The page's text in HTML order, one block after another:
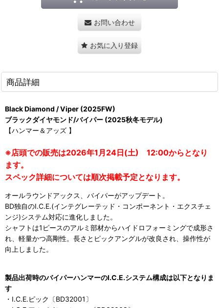
お問い合わせ
お気に入り登録
商品詳細
Black Diamond / Viper (2025FW)
ブラックダイヤモンド/バイパー (2025秋冬モデル)
【ハンマー＆アッズ 】
※店頭での販売は2026年1月24日(土) 12:00からとなり
ます。
スペック詳細については順次掲載予定となります。
オールラウンドアックス、バイパーがアップデート。
BD独自のI.C.E.(インテグレーテッド・コンポーネント・エクスチェ
ンジ)システム対応に進化しました。
シャフトは1ピースのアルミ部材からハイドロフォーミングで成形さ
れ、軽量かつ高剛性。長さとピックアングルが改良され、操作性が
向上しました。
製品出荷時のバイパーハンマーのI.C.E.システム構成は以下となりま
す
・I.C.E.ピック〔BD32001〕